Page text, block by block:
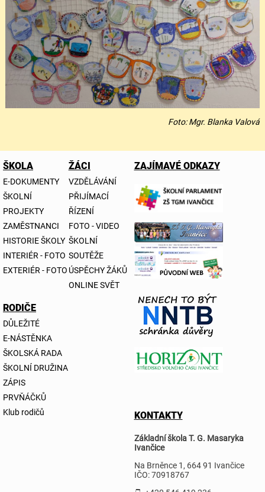
Foto: Mgr. Blanka Valová
ŠKOLA
E-DOKUMENTY
ŠKOLNÍ
PROJEKTY
ZAMĚSTNANCI
HISTORIE ŠKOLY
INTERIÉR - FOTO
EXTERIÉR - FOTO
ŽÁCI
VZDĚLÁVÁNÍ
PŘIJÍMACÍ
ŘÍZENÍ
FOTO - VIDEO
ŠKOLNÍ
SOUTĚŽE
ÚSPĚCHY ŽÁKŮ
ONLINE SVĚT
RODIČE
DŮLEŽITÉ
E-NÁSTĚNKA
ŠKOLSKÁ RADA
ŠKOLNÍ DRUŽINA
ZÁPIS
PRVŇÁČKŮ
Klub rodičů
ZAJÍMAVÉ ODKAZY
KONTAKTY
Základní škola T. G. Masaryka
Ivančice
Na Brněnce 1, 664 91 Ivančice
IČO: 70918767